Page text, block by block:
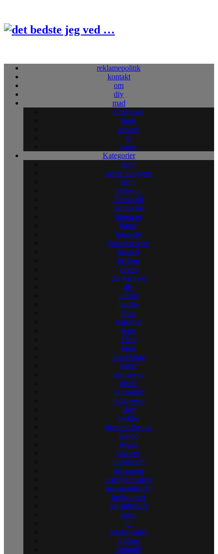
reklamepolitik
kontakt
om
diy
mad
aftensmad
brød
dessert
is
kager
Kategorier
akryl
andre bloggere
baby
badesjov
Barnedåb
bla bla bla
blogtræf
bøger
børnetøj
børneværelse
brunch
bryllup
cirkus
det jeg syer
diy
efterår
familie
Fanø
fastelavn
ferie
Fleur
forår
fødselsdag
gaver
give away
glæde
graviditet
halloween
Hay
hæklet
hjemme hos os
Højbo
hygge
i haven
inspiration
instagram
instagram lately
instagramlately
invitationer
jeg anbefaler
juice
jul
julekalender
julekort
keramik